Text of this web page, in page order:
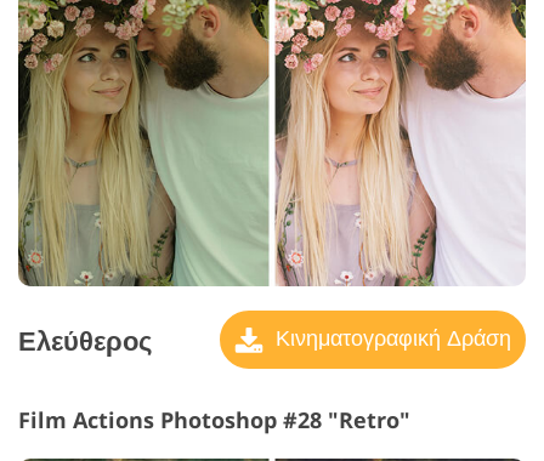
Ελεύθερος Κινηματογραφική Δράση
Film Actions Photoshop #28 "Retro"